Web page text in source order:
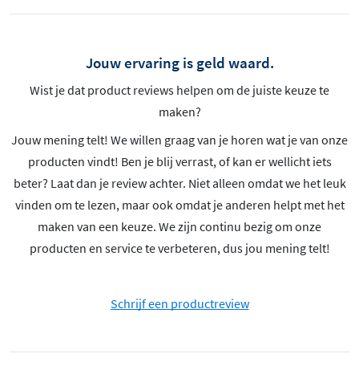
Jouw ervaring is geld waard.
Wist je dat product reviews helpen om de juiste keuze te
maken?
Jouw mening telt! We willen graag van je horen wat je van onze
producten vindt! Ben je blij verrast, of kan er wellicht iets
beter? Laat dan je review achter. Niet alleen omdat we het leuk
vinden om te lezen, maar ook omdat je anderen helpt met het
maken van een keuze. We zijn continu bezig om onze
producten en service te verbeteren, dus jou mening telt!
Schrijf een productreview